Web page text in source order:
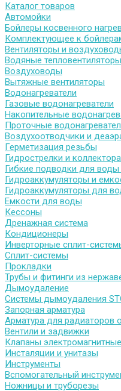
Каталог товаров
Автомойки
Бойлеры косвенного
Комплектующее к
Вентиляторы и
Водяные тепловентиляторы
Воздуховоды
Вытяжные вентиляторы
Водонагреватели
Газовые водонагреватели
Накопительные
Проточные
Воздухоотводчики и
Герметизация резьбы
Гидрострелки и коллектора
Гибкие подводки для воды
Гидроаккумуляторы и
Гидроаккумуляторы для
Емкости для воды
Кессоны
Дренажная система
Кондиционеры
Инверторные сплит-
Сплит-системы
Прокладки
Трубы и фитинги из
Дымоудаление
Системы дымоудаления
Запорная арматура
Арматура для радиаторов
Вентили и задвижки
Клапаны электромагнитные
Инсталяции и унитазы
Инструменты
Вспомогательный
Ножницы и труборезы